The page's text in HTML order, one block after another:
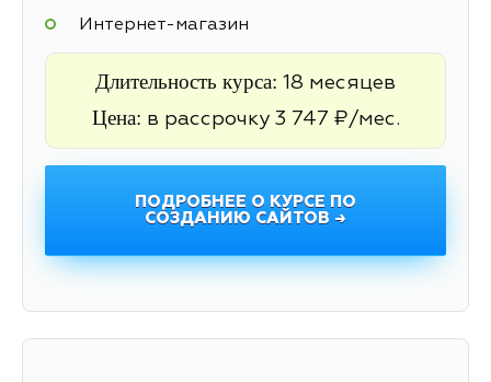
Интернет-магазин
Длительность курса: 18 месяцев
Цена: в рассрочку 3 747 ₽/мес.
ПОДРОБНЕЕ О КУРСЕ ПО
СОЗДАНИЮ САЙТОВ →